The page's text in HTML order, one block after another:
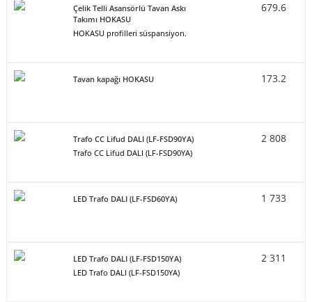
Çelik Telli Asansörlü Tavan Askı
Takımı HOKASU
HOKASU profilleri süspansiyon.
679.6
Tavan kapağı HOKASU 173.2
Trafo CC Lifud DALI (LF-FSD90YA)
Trafo CC Lifud DALI (LF-FSD90YA)
2 808
LED Trafo DALI (LF-FSD60YA) 1 733
LED Trafo DALI (LF-FSD150YA)
LED Trafo DALI (LF-FSD150YA)
2 311